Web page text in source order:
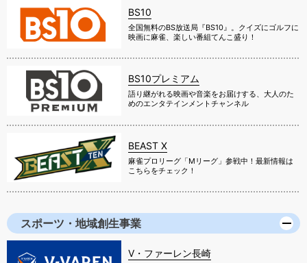
BS10
全国無料のBS放送局『BS10』。クイズにゴルフに
映画に麻雀、楽しい番組てんこ盛り！
BS10プレミアム
語り継がれる映画や音楽をお届けする、大人のた
めのエンタテインメントチャンネル
BEAST X
麻雀プロリーグ「Mリーグ」参戦中！最新情報は
こちらをチェック！
スポーツ・地域創生事業
V・ファーレン長崎